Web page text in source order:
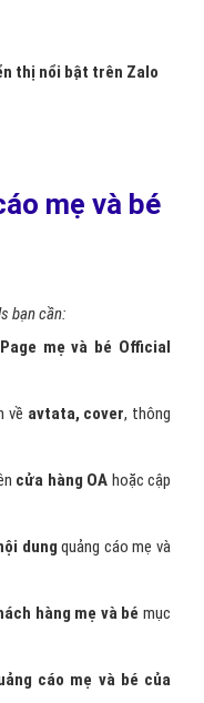
thị nổi bật trên Zalo
mẹ và bé
bạn cần:
mẹ và bé Official
về avtata, cover, thông
cửa hàng OA hoặc cập
dung quảng cáo mẹ và
hàng mẹ và bé mục
cáo mẹ và bé của